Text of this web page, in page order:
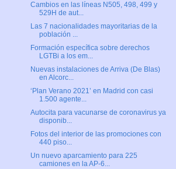
Cambios en las líneas N505, 498, 499 y
529H de aut...
Las 7 nacionalidades mayoritarias de la
población ...
Formación específica sobre derechos
LGTBi a los em...
Nuevas instalaciones de Arriva (De Blas)
en Alcorc...
‘Plan Verano 2021’ en Madrid con casi
1.500 agente...
Autocita para vacunarse de coronavirus ya
disponib...
Fotos del interior de las promociones con
440 piso...
Un nuevo aparcamiento para 225
camiones en la AP-6...